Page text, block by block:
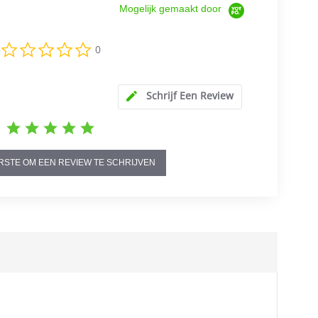
Mogelijk gemaakt door
star
0
Schrijf Een Review
OM EEN REVIEW TE SCHRIJVEN